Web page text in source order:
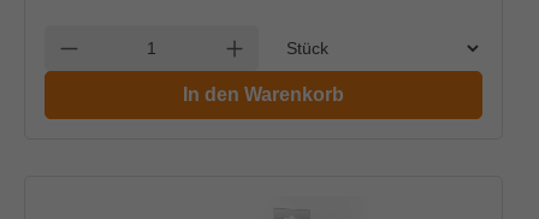
Anzahl verringern Anzahl erhöhen
In den Warenkorb